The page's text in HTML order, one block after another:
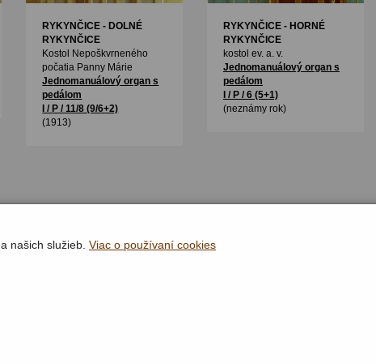
RYKYNČICE - DOLNÉ
RYKYNČICE
Kostol Nepoškvrneného
počatia Panny Márie
Jednomanuálový organ s
pedálom
I / P / 11/8 (9/6+2)
(1913)
RYKYNČICE - HORNÉ
RYKYNČICE
kostol ev. a. v.
Jednomanuálový organ s
pedálom
I / P / 6 (5+1)
(neznámy rok)
našich služieb. Viac o používaní cookies